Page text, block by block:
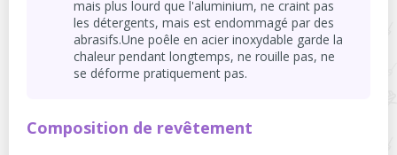
mais plus lourd que l'aluminium, ne craint pas
les détergents, mais est endommagé par des
abrasifs.Une poêle en acier inoxydable garde la
chaleur pendant longtemps, ne rouille pas, ne
se déforme pratiquement pas.
Composition de revêtement